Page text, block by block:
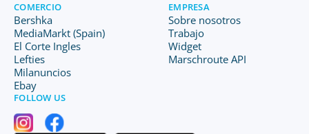
COMERCIO
Bershka
MediaMarkt (Spain)
El Corte Ingles
Lefties
Milanuncios
Ebay
EMPRESA
Sobre nosotros
Trabajo
Widget
Marschroute API
FOLLOW US